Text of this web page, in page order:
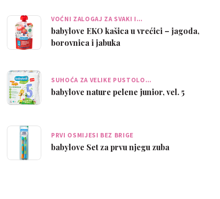
VOĆNI ZALOGAJ ZA SVAKI I…
babylove EKO kašica u vrećici – jagoda,
borovnica i jabuka
SUHOĆA ZA VELIKE PUSTOLO…
babylove nature pelene junior, vel. 5
PRVI OSMIJESI BEZ BRIGE
babylove Set za prvu njegu zuba